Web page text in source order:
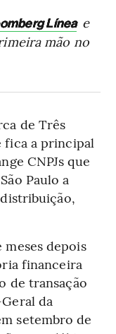
Línea e
mão no
de Três
fica a principal
CNPJs que
Paulo a
depois
financeira
de transação
da
setembro de